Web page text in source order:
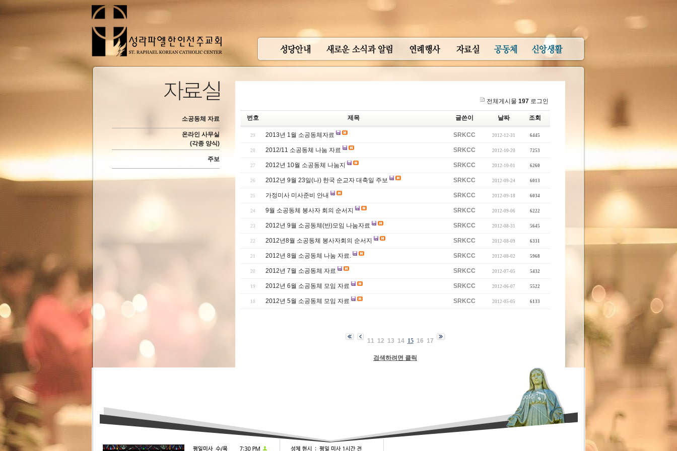
소공동체 자료
온라인 사무실
(각종 양식)
주보
전체게시물 197 로그인
번호 제목 글쓴이 날짜 조회
29 2013년 1월 소공동체자료 SRKCC 2012-12-31 6445
28 2012/11 소공동체 나눔 자료 SRKCC 2012-10-20 7253
27 2012년 10월 소공동체 나눔지 SRKCC 2012-10-01 6260
26 2012년 9월 23일(나) 한국 순교자 대축일 주보 SRKCC 2012-09-24 6013
25 가정미사 미사준비 안내 SRKCC 2012-09-18 6034
24 9월 소공동체 봉사자 회의 순서지 SRKCC 2012-09-06 6222
23 2012년 9월 소공동체(반)모임 나눔자료 SRKCC 2012-08-31 5645
22 2012년8월 소공동체 봉사자회의 순서지 SRKCC 2012-08-09 6331
21 2012년 8월 소공동체 나눔 자료. SRKCC 2012-08-02 5968
20 2012년 7월 소공동체 자료 SRKCC 2012-07-05 5432
19 2012년 6월 소공동체 모임 자료 SRKCC 2012-06-07 5522
18 2012년 5월 소공동체 모임 자료 SRKCC 2012-05-05 6133
11 12 13 14 15 16 17
검색하려면 클릭